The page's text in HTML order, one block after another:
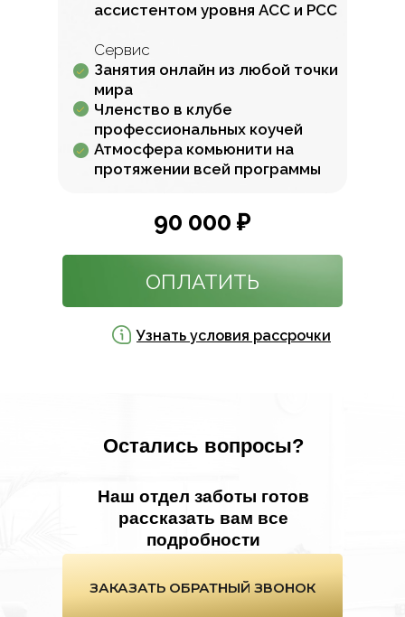
Узнать условия рассрочки
ассистентом уровня АСС и РСС
Сервис
Занятия онлайн из любой точки
мира
Членство в клубе
профессиональных коучей
Атмосфера комьюнити на
протяжении всей программы
ОПЛАТИТЬ
90 000 ₽
ЗАКАЗАТЬ ОБРАТНЫЙ ЗВОНОК
Остались вопросы?
Наш отдел заботы готов
рассказать вам все
подробности